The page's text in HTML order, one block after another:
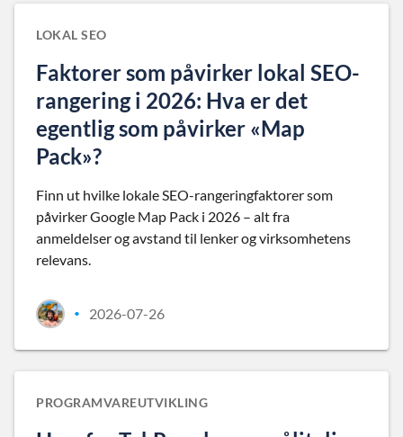
LOKAL SEO
Faktorer som påvirker lokal SEO-
rangering i 2026: Hva er det
egentlig som påvirker «Map
Pack»?
Finn ut hvilke lokale SEO-rangeringfaktorer som
påvirker Google Map Pack i 2026 – alt fra
anmeldelser og avstand til lenker og virksomhetens
relevans.
• 2026-07-26
PROGRAMVAREUTVIKLING